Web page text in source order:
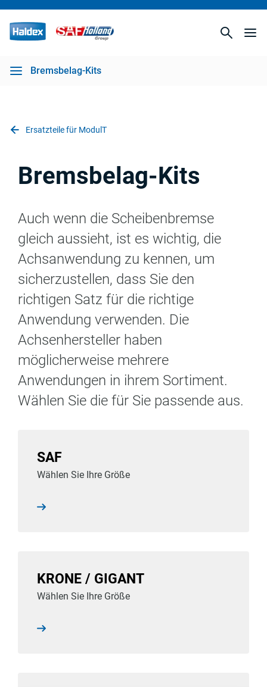
Bremsbelag-Kits
Ersatzteile für ModulT
Bremsbelag-Kits
Auch wenn die Scheibenbremse
gleich aussieht, ist es wichtig, die
Achsanwendung zu kennen, um
sicherzustellen, dass Sie den
richtigen Satz für die richtige
Anwendung verwenden. Die
Achsenhersteller haben
möglicherweise mehrere
Anwendungen in ihrem Sortiment.
Wählen Sie die für Sie passende aus.
SAF
Wählen Sie Ihre Größe
KRONE / GIGANT
Wählen Sie Ihre Größe